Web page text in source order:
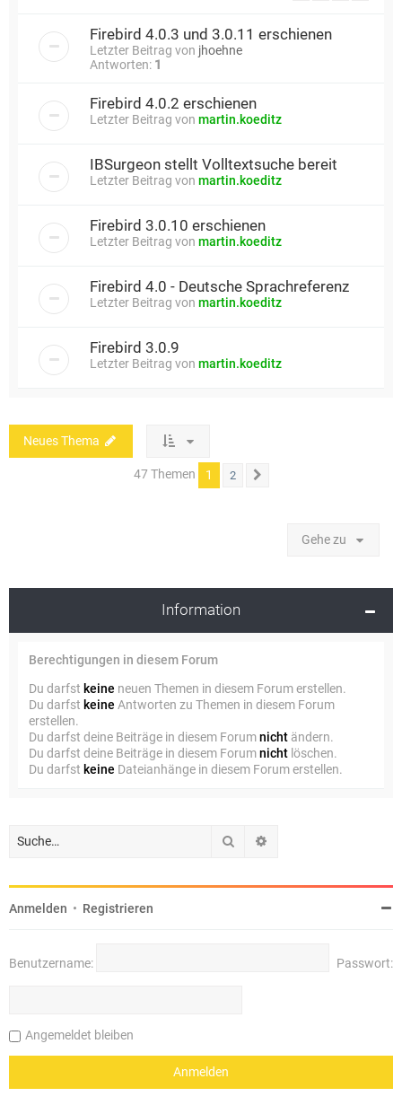
Firebird 4.0.3 und 3.0.11 erschienen
Letzter Beitrag von jhoehne
Antworten: 1
Firebird 4.0.2 erschienen
Letzter Beitrag von martin.koeditz
IBSurgeon stellt Volltextsuche bereit
Letzter Beitrag von martin.koeditz
Firebird 3.0.10 erschienen
Letzter Beitrag von martin.koeditz
Firebird 4.0 - Deutsche Sprachreferenz
Letzter Beitrag von martin.koeditz
Firebird 3.0.9
Letzter Beitrag von martin.koeditz
Neues Thema
47 Themen 1 2
Gehe zu
Information
Berechtigungen in diesem Forum
Du darfst keine neuen Themen in diesem Forum erstellen.
Du darfst keine Antworten zu Themen in diesem Forum
erstellen.
Du darfst deine Beiträge in diesem Forumnicht ändern.
Du darfst deine Beiträge in diesem Forumnicht löschen.
Du darfst keine Dateianhänge in diesem Forum erstellen.
Suche
Anmelden • Registrieren
Benutzername: Passwort:
Angemeldet bleiben